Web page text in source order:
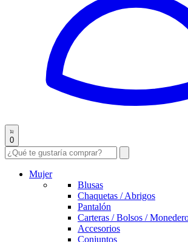
0
Mujer
Blusas
Chaquetas / Abrigos
Pantalón
Carteras / Bolsos /
Accesorios
Conjuntos